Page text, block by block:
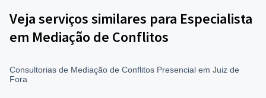
Veja serviços similares para Especialista
em Mediação de Conflitos
Consultorias de Mediação de Conflitos Presencial em Juiz de
Fora